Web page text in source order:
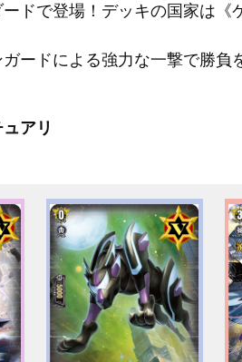
ドで登場！デッキの国家は《
ードによる強力な一撃で勝負
アリ